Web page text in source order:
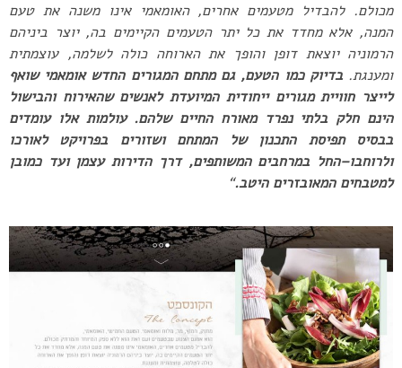
מכולם. להבדיל מטעמים אחרים,האומאמי אינו משנה את טעם
המנה,אלא מחדד את כל יתר הטעמים הקיימים בה,יוצר ביניהם
הרמוניה יוצאת דופן והופך את הארוחה כולה לשלמה, עוצמתית
ומענגת. בדיוק כמו הטעם,גם מתחם המגורים החדש אומאמי שואף
לייצר חוויית מגורים ייחודית המיועדת לאנשים שהאירוח והבישול
הינם חלק בלתי נפרד מאורח החיים שלהם.עולמות אלו עומדים
בבסיס תפיסת התכנון של המתחם ושזורים בפרויקט
לאורכו
ולרוחבו–החל במרחבים המשותפים,דרך הדירות עצמן ועד כמובן
למטבחים המאובזרים היטב.
“